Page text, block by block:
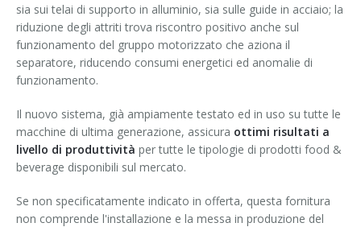
sia sui telai di supporto in alluminio, sia sulle guide in acciaio; la
riduzione degli attriti trova riscontro positivo anche sul
funzionamento del gruppo motorizzato che aziona il
separatore, riducendo consumi energetici ed anomalie di
funzionamento.
Il nuovo sistema, già ampiamente testato ed in uso su tutte le
macchine di ultima generazione, assicura ottimi risultati a
livello di produttività per tutte le tipologie di prodotti food &
beverage disponibili sul mercato.
Se non specificatamente indicato in offerta, questa fornitura
non comprende l'installazione e la messa in produzione del